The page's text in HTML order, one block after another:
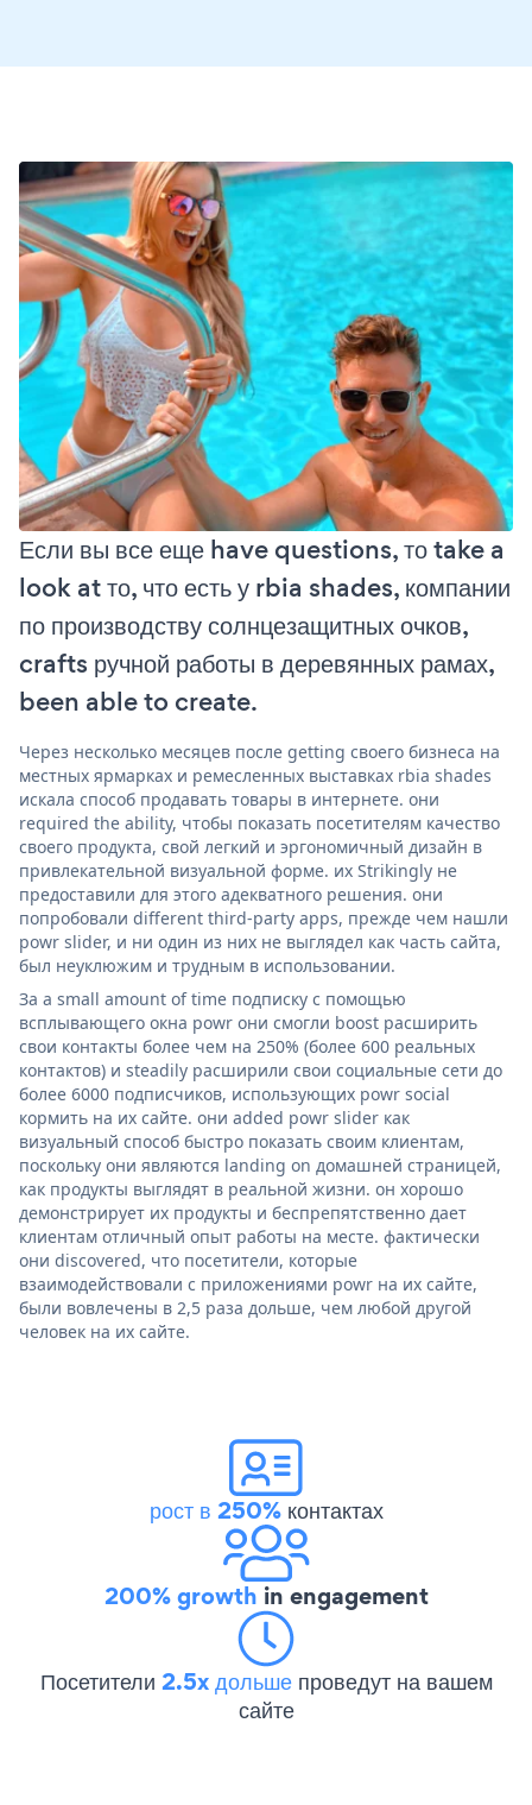
Если вы все еще have questions, то take a
look at то, что есть у rbia shades, компании
по производству солнцезащитных очков,
crafts ручной работы в деревянных рамах,
been able to create.
Через несколько месяцев после getting своего бизнеса на
местных ярмарках и ремесленных выставках rbia shades
искала способ продавать товары в интернете. они
required the ability, чтобы показать посетителям качество
своего продукта, свой легкий и эргономичный дизайн в
привлекательной визуальной форме. их Strikingly не
предоставили для этого адекватного решения. они
попробовали different third-party apps, прежде чем нашли
powr slider, и ни один из них не выглядел как часть сайта,
был неуклюжим и трудным в использовании.
За a small amount of time подписку с помощью
всплывающего окна powr они смогли boost расширить
свои контакты более чем на 250% (более 600 реальных
контактов) и steadily расширили свои социальные сети до
более 6000 подписчиков, использующих powr social
кормить на их сайте. они added powr slider как
визуальный способ быстро показать своим клиентам,
поскольку они являются landing on домашней страницей,
как продукты выглядят в реальной жизни. он хорошо
демонстрирует их продукты и беспрепятственно дает
клиентам отличный опыт работы на месте. фактически
они discovered, что посетители, которые
взаимодействовали с приложениями powr на их сайте,
были вовлечены в 2,5 раза дольше, чем любой другой
человек на их сайте.
рост в 250%контактах
200% growth in engagement
Посетители 2.5x дольше проведут на вашем
сайте